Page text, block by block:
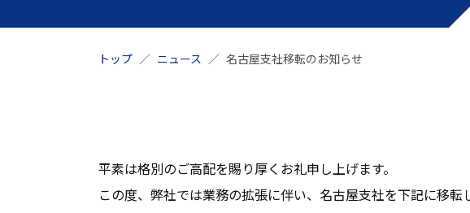
トップ ニュース 名古屋支社移転のお知らせ
平素は格別のご高配を賜り厚くお礼申し上げます。
この度、弊社では業務の拡張に伴い、名古屋支社を下記に移転